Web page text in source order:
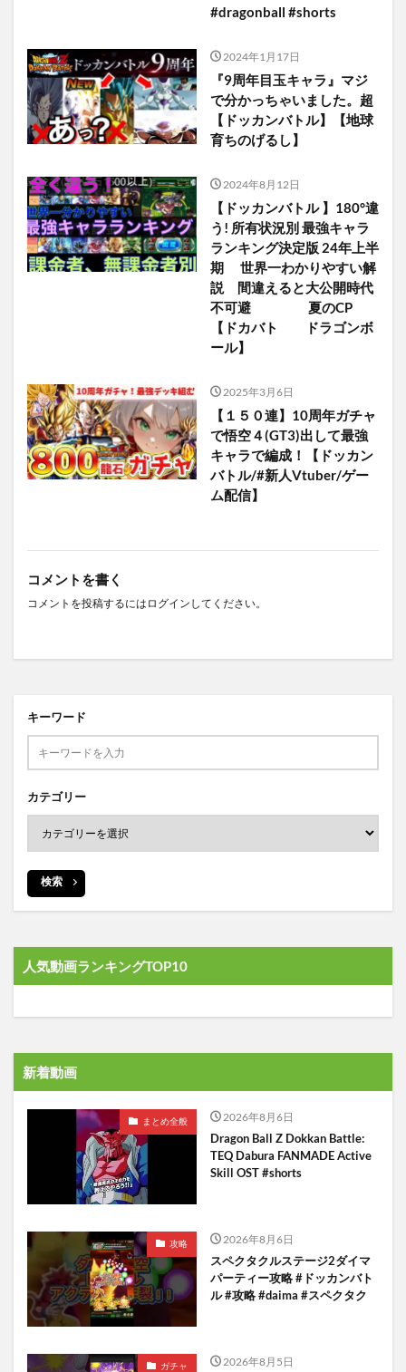
#dragonball #shorts
2024年1月17日
『9周年目玉キャラ』マジ
で分かっちゃいました。超
【ドッカンバトル】【地球
育ちのげるし】
2024年8月12日
【ドッカンバトル 】180°違
う! 所有状況別 最強キャラ
ランキング決定版 24年上半
期 世界一わかりやすい解
説 間違えると大公開時代
不可避 夏のCP
【ドカバト ドラゴンボ
ール】
2025年3月6日
【１５０連】10周年ガチャ
で悟空４(GT3)出して最強
キャラで編成！【ドッカン
バトル/#新人Vtuber/ゲー
ム配信】
コメントを書く
コメントを投稿するには ログイン してください。
キーワード
カテゴリー
検索
人気動画ランキングTOP10
新着動画
まとめ全般 2026年8月6日
Dragon Ball Z Dokkan Battle:
TEQ Dabura FANMADE Active
Skill OST #shorts
攻略 2026年8月6日
スペクタクルステージ2ダイマ
パーティー攻略 #ドッカンバト
ル #攻略 #daima #スペクタク
ガチャ 2026年8月5日